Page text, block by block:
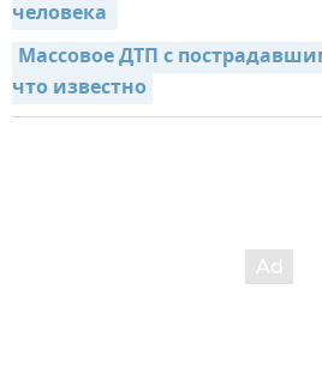
человека
Массовое ДТП с
что известно